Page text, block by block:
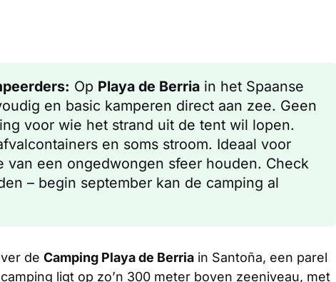
Op Playa de Berriain het Spaanse
en basic kamperen direct aan zee. Geen
voor wie het strand uit de tent wil lopen.
en soms stroom. Ideaal voor
van een ongedwongen sfeer houden. Check
– begin september kan de camping al
de Camping Playa de Berria in Santoña, een parel
ligt op zo’n 300 meter boven zeeniveau, met